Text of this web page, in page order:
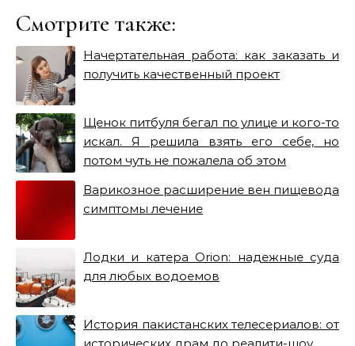
Смотрите также:
Начертательная работа: как заказать и
получить качественный проект
Щенок питбуля бегал по улице и кого-то
искал. Я решила взять его себе, но
потом чуть не пожалела об этом
Варикозное расширение вен пищевода
симптомы лечение
Лодки и катера Orion: надежные суда
для любых водоемов
История пакистанских телесериалов: от